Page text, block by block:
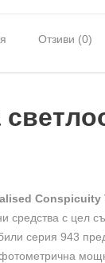
Отзиви (0)
Conspicuity
средства с цел
серия 943